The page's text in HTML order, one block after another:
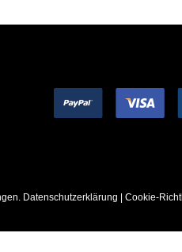
. Datenschutzerklärung Cookie-